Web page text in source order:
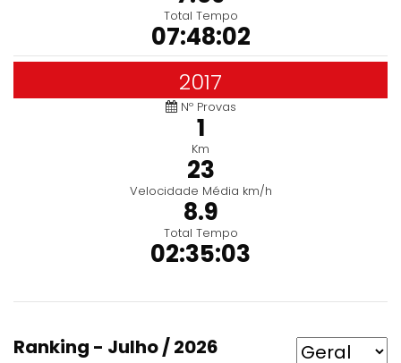
Total Tempo
07:48:02
2017
Nº Provas
1
Km
23
Velocidade Média km/h
8.9
Total Tempo
02:35:03
Ranking - Julho / 2026